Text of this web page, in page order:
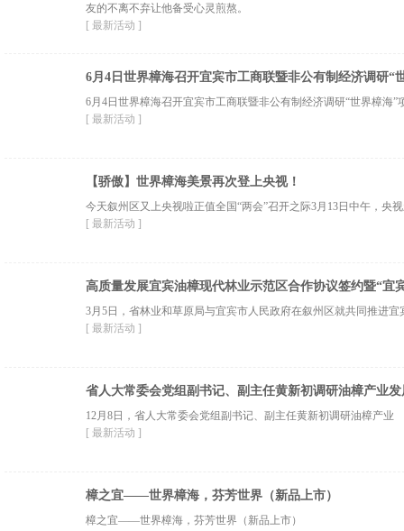
友的不离不弃让他备受心灵煎熬。
[ 最新活动 ]
6月4日世界樟海召开宜宾市工商联暨非公有制经济调研“
6月4日世界樟海召开宜宾市工商联暨非公有制经济调研“世界樟海”
[ 最新活动 ]
【骄傲】世界樟海美景再次登上央视！
今天叙州区又上央视啦正值全国“两会”召开之际3月13日中午，央
[ 最新活动 ]
高质量发展宜宾油樟现代林业示范区合作协议签约暨“宜
3月5日，省林业和草原局与宜宾市人民政府在叙州区就共同推进
[ 最新活动 ]
省人大常委会党组副书记、副主任黄新初调研油樟产业发
12月8日，省人大常委会党组副书记、副主任黄新初调研油樟产业
[ 最新活动 ]
樟之宜——世界樟海，芬芳世界（新品上市）
樟之宜——世界樟海，芬芳世界（新品上市）